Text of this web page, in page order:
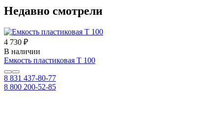
Недавно смотрели
4 730 ₽
В наличии
Емкость пластиковая Т 100
8 831 437-80-77
8 800 200-52-85